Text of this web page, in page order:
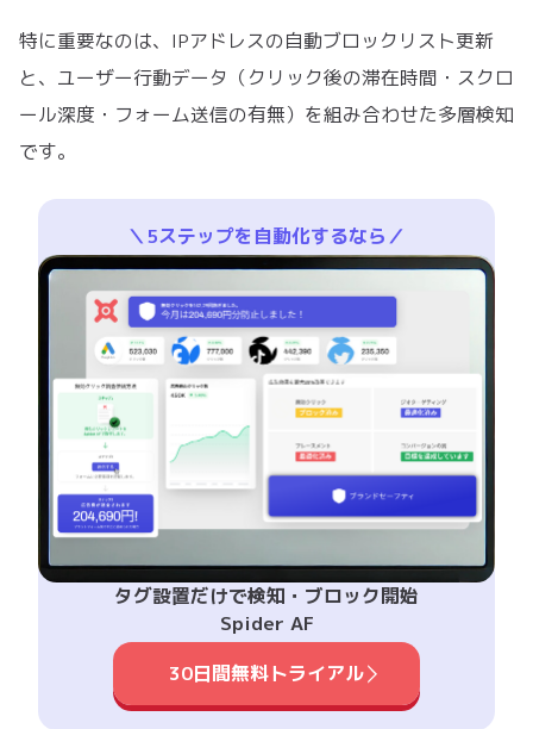
特に重要なのは、IPアドレスの自動ブロックリスト更新
と、ユーザー行動データ（クリック後の滞在時間・スクロ
ール深度・フォーム送信の有無）を組み合わせた多層検知
です。
＼5ステップを自動化するなら／
タグ設置だけで検知・ブロック開始
Spider AF
30日間無料トライアル